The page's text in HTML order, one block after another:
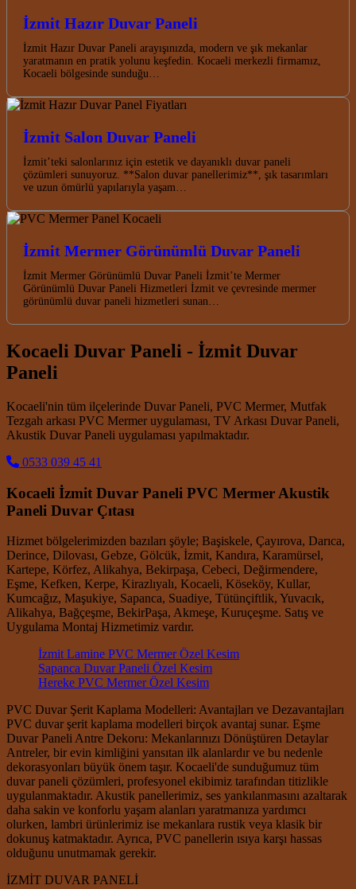
İzmit Hazır Duvar Paneli
İzmit Hazır Duvar Paneli arayışınızda, modern ve şık mekanlar
yaratmanın en pratik yolunu keşfedin. Kocaeli merkezli firmamız,
Kocaeli bölgesinde sunduğu…
İzmit Salon Duvar Paneli
İzmit’teki salonlarınız için estetik ve dayanıklı duvar paneli
çözümleri sunuyoruz. **Salon duvar panellerimiz**, şık tasarımları
ve uzun ömürlü yapılarıyla yaşam…
İzmit Mermer Görünümlü Duvar Paneli
İzmit Mermer Görünümlü Duvar Paneli İzmit’te Mermer
Görünümlü Duvar Paneli Hizmetleri İzmit ve çevresinde mermer
görünümlü duvar paneli hizmetleri sunan…
Kocaeli Duvar Paneli - İzmit Duvar
Paneli
Kocaeli'nin tüm ilçelerinde Duvar Paneli, PVC Mermer, Mutfak
Tezgah arkası PVC Mermer uygulaması, TV Arkası Duvar Paneli,
Akustik Duvar Paneli uygulaması yapılmaktadır.
0533 039 45 41
Kocaeli İzmit Duvar Paneli PVC Mermer Akustik
Paneli Duvar Çıtası
Hizmet bölgelerimizden bazıları şöyle; Başiskele, Çayırova, Darıca,
Derince, Dilovası, Gebze, Gölcük, İzmit, Kandıra, Karamürsel,
Kartepe, Körfez, Alikahya, Bekirpaşa, Cebeci, Değirmendere,
Eşme, Kefken, Kerpe, Kirazlıyalı, Kocaeli, Köseköy, Kullar,
Kumcağız, Maşukiye, Sapanca, Suadiye, Tütünçiftlik, Yuvacık,
Alikahya, Bağçeşme, BekirPaşa, Akmeşe, Kuruçeşme. Satış ve
Uygulama Montaj Hizmetimiz vardır.
İzmit Lamine PVC Mermer Özel Kesim
Sapanca Duvar Paneli Özel Kesim
Hereke PVC Mermer Özel Kesim
PVC Duvar Şerit Kaplama Modelleri: Avantajları ve Dezavantajları
PVC duvar şerit kaplama modelleri birçok avantaj sunar. Eşme
Duvar Paneli Antre Dekoru: Mekanlarınızı Dönüştüren Detaylar
Antreler, bir evin kimliğini yansıtan ilk alanlardır ve bu nedenle
dekorasyonları büyük önem taşır. Kocaeli'de sunduğumuz tüm
duvar paneli çözümleri, profesyonel ekibimiz tarafından titizlikle
uygulanmaktadır. Akustik panellerimiz, ses yankılanmasını azaltarak
daha sakin ve konforlu yaşam alanları yaratmanıza yardımcı
olurken, lambri ürünlerimiz ise mekanlara rustik veya klasik bir
dokunuş katmaktadır. Ayrıca, PVC panellerin ısıya karşı hassas
olduğunu unutmamak gerekir.
İZMİT DUVAR PANELİ